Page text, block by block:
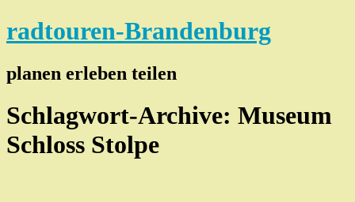
radtouren-Brandenburg
planen erleben teilen
Schlagwort-Archive: Museum
Schloss Stolpe